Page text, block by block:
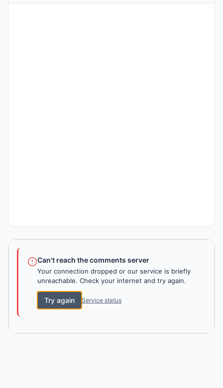
Can't reach the comments server
Your connection dropped or our service is briefly
unreachable. Check your internet and try again.
Try again Service status